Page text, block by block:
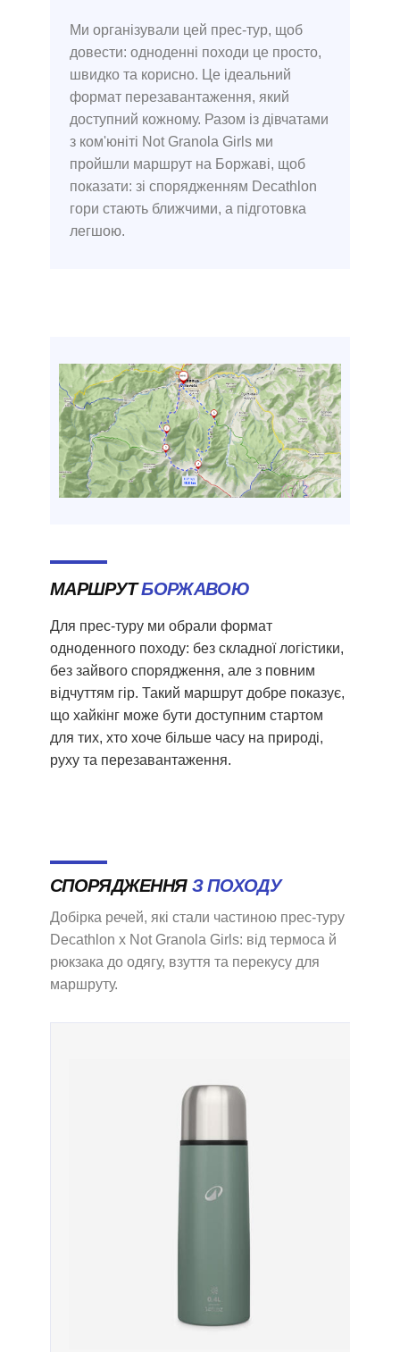
Ми організували цей прес-тур, щоб
довести: одноденні походи це просто,
швидко та корисно. Це ідеальний
формат перезавантаження, який
доступний кожному. Разом із дівчатами
з ком'юніті Not Granola Girls ми
пройшли маршрут на Боржаві, щоб
показати: зі спорядженням Decathlon
гори стають ближчими, а підготовка
легшою.
МАРШРУТБОРЖАВОЮ
Для прес-туру ми обрали формат
одноденного походу: без складної логістики,
без зайвого спорядження, але з повним
відчуттям гір. Такий маршрут добре показує,
що хайкінг може бути доступним стартом
для тих, хто хоче більше часу на природі,
руху та перезавантаження.
СПОРЯДЖЕННЯ З ПОХОДУ
Добірка речей, які стали частиною прес-туру
Decathlon x Not Granola Girls: від термоса й
рюкзака до одягу, взуття та перекусу для
маршруту.